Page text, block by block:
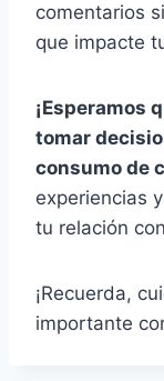
comentarios
que impacte
¡Esperamos
tomar
consumo de
experiencias
tu relación
¡Recuerda,
importante